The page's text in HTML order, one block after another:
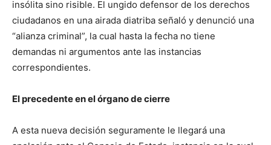
insólita sino risible. El ungido defensor de los derechos
ciudadanos en una airada diatriba señaló y denunció una
“alianza criminal”, la cual hasta la fecha no tiene
demandas ni argumentos ante las instancias
correspondientes.
El precedente en el órgano de cierre
A esta nueva decisión seguramente le llegará una